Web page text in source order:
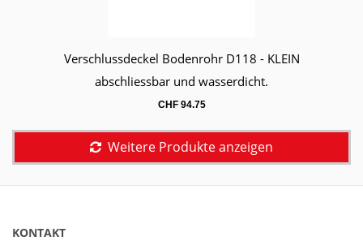
Warenkorb
Verschlussdeckel Bodenrohr D118 - KLEIN
abschliessbar und wasserdicht.
CHF94.75
Weitere Produkte anzeigen
KONTAKT